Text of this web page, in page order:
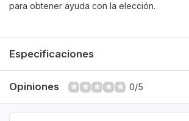
para obtener ayuda con la elección.
Especificaciones
Opiniones 0/5